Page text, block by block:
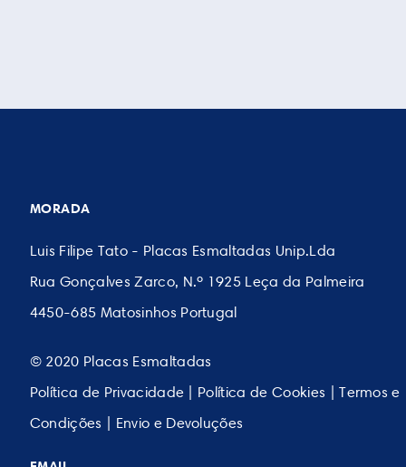
MORADA
Luis Filipe Tato - Placas Esmaltadas Unip.Lda
Rua Gonçalves Zarco, N.º 1925 Leça da Palmeira
4450-685 Matosinhos Portugal
© 2020 Placas Esmaltadas
Política de Privacidade
Política de Cookies |Termos e
Condições
Envio e Devoluções